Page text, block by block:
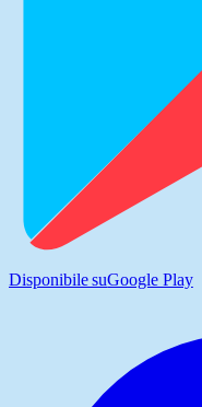
Disponibile suGoogle Play